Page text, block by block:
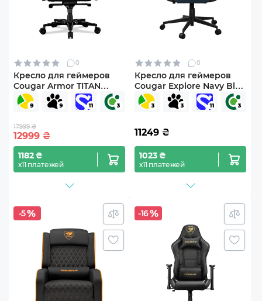
0
Кресло для геймеров
Cougar Armor TITAN
Black
17999 ₴
12999 ₴
1182 ₴
х11 платежей
0
Кресло для геймеров
Cougar Explore Navy Blue
F
11249 ₴
1023 ₴
х11 платежей
-5 -16